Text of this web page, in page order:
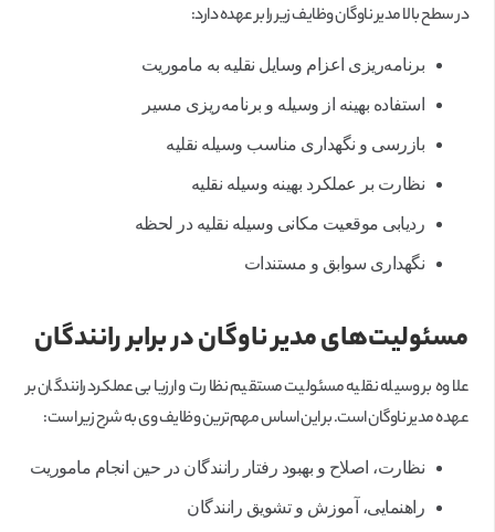
در سطح بالا مدیر ناوگان وظایف زیر را بر عهده دارد:
برنامه‌ریزی اعزام وسايل نقلیه به ماموریت
استفاده بهینه از وسیله و برنامه‌ریزی مسیر
بازرسی و نگهداری مناسب وسیله نقلیه
نظارت بر عملکرد بهینه وسیله نقلیه
ردیابی موقعیت مکانی وسیله نقلیه در لحظه
نگهداری سوابق و مستندات
مسئولیت‌های مدیر ناوگان در برابر رانندگان
علاوه بر وسیله نقلیه مسئولیت مستقیم نظارت و ارزیابی عملکرد رانندگان بر
عهده مدیر ناوگان است. بر این اساس مهم‌ترین وظایف وی به شرح زیر است:
نظارت، اصلاح و بهبود رفتار رانندگان در حین انجام ماموریت
راهنمایی، آموزش و تشویق رانندگان